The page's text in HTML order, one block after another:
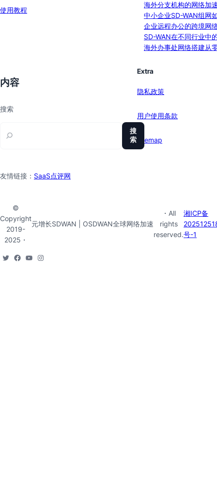
使用教程
海外分支机构的网络加
中小企业SD-WAN组网
企业远程办公的跨境网
SD-WAN在不同行业中
海外办事处网络搭建从
内容
搜索
搜
索
Extra
隐私政策
用户使用条款
sitemap
友情链接： SaaS点评网
©
Copyright
2019-
2025・
元增长SDWAN | OSDWAN全球网络加速
・All
rights
reserved.
湘ICP备
号-1